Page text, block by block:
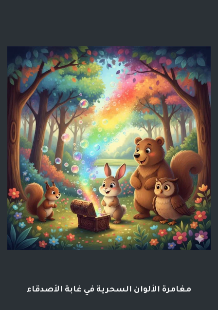
مغامرة الألوان السحرية في غابة الأصدقاء